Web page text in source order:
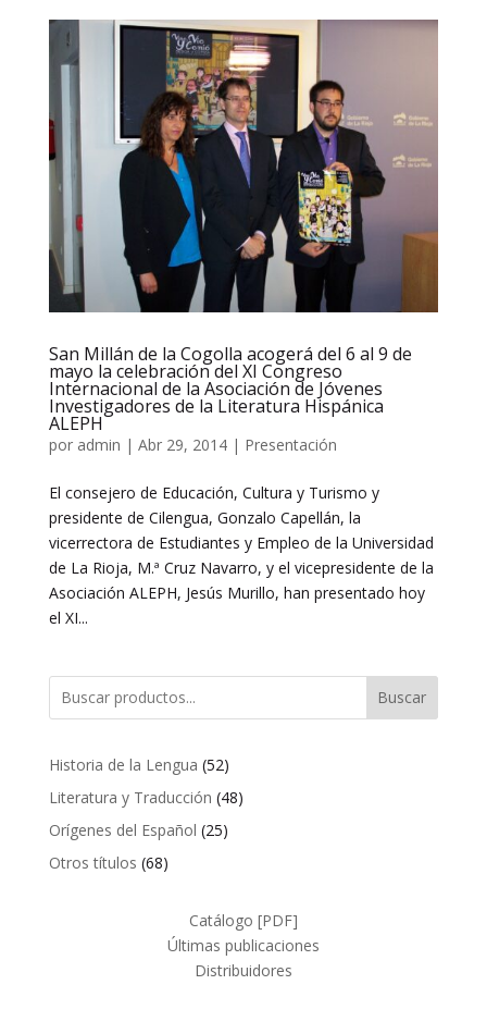
San Millán de la Cogolla acogerá del 6 al 9 de
mayo la celebración del XI Congreso
Internacional de la Asociación de Jóvenes
Investigadores de la Literatura Hispánica
ALEPH
por admin | Abr 29, 2014| Presentación
El consejero de Educación, Cultura y Turismo y
presidente de Cilengua, Gonzalo Capellán, la
vicerrectora de Estudiantes y Empleo de la Universidad
de La Rioja, M.ª Cruz Navarro, y el vicepresidente de la
Asociación ALEPH, Jesús Murillo, han presentado hoy
el XI...
Buscar
Historia de la Lengua 5252
productos
Literatura y Traducción 4848
Orígenes del Español 2525
Otros títulos 6868
Catálogo [PDF]
Últimas publicaciones
Distribuidores